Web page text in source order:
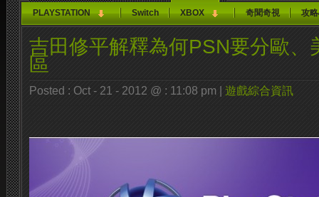
PLAYSTATION Switch XBOX 奇聞奇視 攻
吉田修平解釋為何PSN要分歐、
區
Posted : Oct - 21 - 2012 @ : 11:08 pm | 遊戲綜合資訊